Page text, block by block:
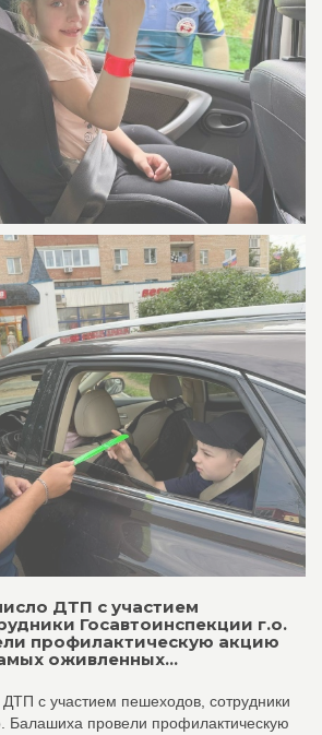
ДТП с участием
Госавтоинспекции г.о.
профилактическую акцию
оживленных...
ДТП с участием пешеходов, сотрудники
Балашиха провели профилактическую